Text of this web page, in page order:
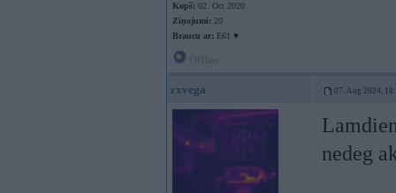
Kopš: 02. Oct 2020
Ziņojumi: 20
Braucu ar: E61 ♥️
rxvega 07. Aug 2024,
nedeg